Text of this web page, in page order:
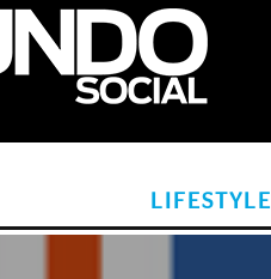
LIFESTYLE